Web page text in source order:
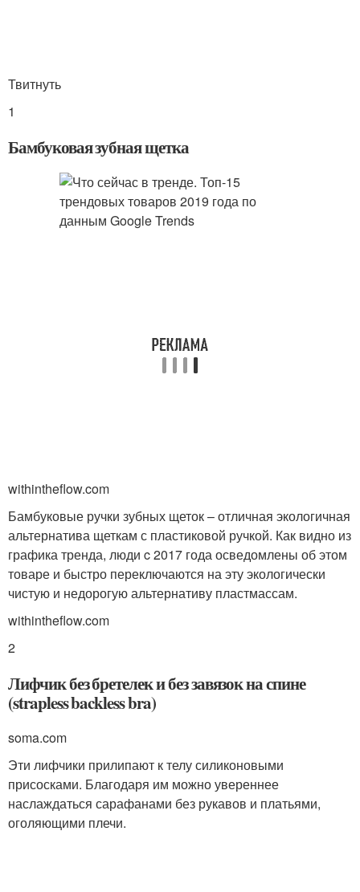
Твитнуть
1
Бамбуковая зубная щетка
withintheflow.com
Бамбуковые ручки зубных щеток – отличная экологичная
альтернатива щеткам с пластиковой ручкой. Как видно из
графика тренда, люди c 2017 года осведомлены об этом
товаре и быстро переключаются на эту экологически
чистую и недорогую альтернативу пластмассам.
withintheflow.com
2
Лифчик без бретелек и без завязок на спине
(strapless backless bra)
soma.com
Эти лифчики прилипают к телу силиконовыми
присосками. Благодаря им можно увереннее
наслаждаться сарафанами без рукавов и платьями,
оголяющими плечи.